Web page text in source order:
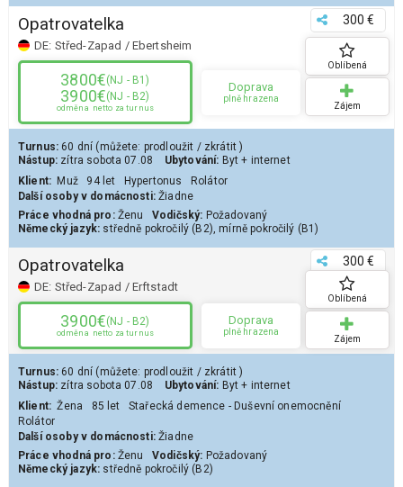
Opatrovatelka
DE: Střed-Zapad / Ebertsheim
300 €
3800€(NJ - B1)
3900€(NJ - B2)
odměna netto za turnus
Doprava
plně hrazena
Oblíbená
Zájem
Turnus: 60 dní (můžete: prodloužit / zkrátit)
Nástup: zítra sobota 07.08 Ubytování: Byt + internet
Klient: Muž 94 let Hypertonus
Rolátor
Další osoby v domácnosti: Žiadne
Práce vhodná pro:Ženu Vodičský: Požadovaný
Německý jazyk: středně pokročilý (B2),mírně pokročilý (B1)
Opatrovatelka
DE: Střed-Zapad / Erftstadt
300 €
3900€(NJ - B2)
odměna netto za turnus
Doprava
plně hrazena
Oblíbená
Zájem
Turnus: 60 dní (můžete: prodloužit / zkrátit)
Nástup: zítra sobota 07.08 Ubytování: Byt + internet
Klient: Žena 85 let
Stařecká demence - Duševní onemocnění
Rolátor
Další osoby v domácnosti: Žiadne
Práce vhodná pro:Ženu Vodičský: Požadovaný
Německý jazyk: středně pokročilý (B2)